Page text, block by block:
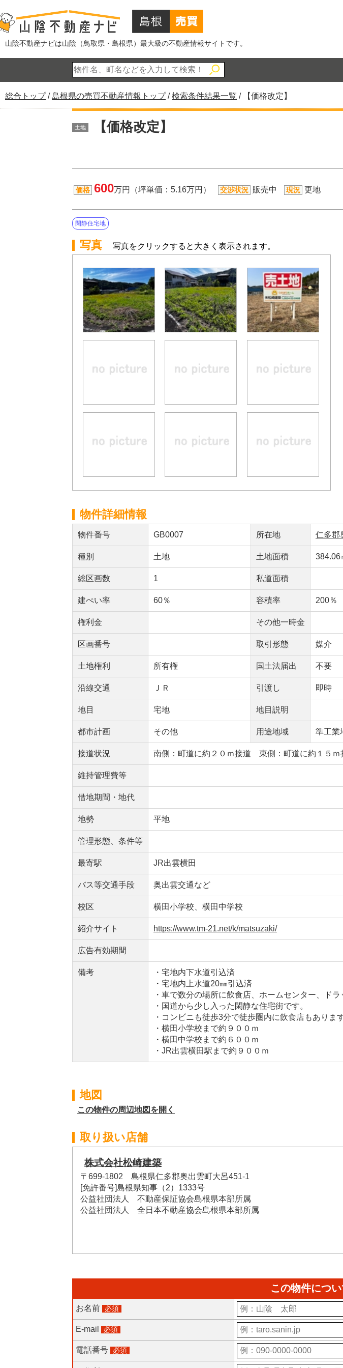
山陰不動産ナビは山陰（鳥取県・島根県）最大級の不動産情報サイトです。
現
在
総合トップ/島根県の売買不動産情報トップ/検索条件結果一覧 / 【価格改定】
土地 【価格改定】
価格 600万円（坪単価：5.16万円） 交渉状況 販売中 現況 更地
閑静住宅地
写真 写真をクリックすると大きく表示されます。
物件詳細情報
物件番号 GB0007 所在地 仁多郡
種別 土地 土地面積 384.06
総区画数 1 私道面積
建ぺい率 60％ 容積率 200％
権利金 その他一時金
区画番号 取引形態 媒介
土地権利 所有権 国土法届出 不要
沿線交通 ＪＲ 引渡し 即時
地目 宅地 地目説明
都市計画 その他 用途地域 準工業
接道状況 南側：町道に約２０ｍ接道 東側：町道に約１５ｍ
維持管理費等
借地期間・地代
地勢 平地
管理形態、条件等
最寄駅 JR出雲横田
バス等交通手段 奥出雲交通など
校区 横田小学校、横田中学校
紹介サイト https://www.tm-21.net/k/matsuzaki/
広告有効期間
備考
・宅地内下水道引込済
・宅地内上水道20㎜引込済
・車で数分の場所に飲食店、ホームセンター、ドラ
・国道から少し入った閑静な住宅街です。
・コンビニも徒歩3分で徒歩圏内に飲食店もあります
・横田小学校まで約９００ｍ
・横田中学校まで約６００ｍ
・JR出雲横田駅まで約９００ｍ
地図
この物件の周辺地図を開く
取り扱い店舗
株式会社松崎建築
〒699-1802 島根県仁多郡奥出雲町大呂451-1
[免許番号]島根県知事（2）1333号
公益社団法人 不動産保証協会島根県本部所属
公益社団法人 全日本不動産協会島根県本部所属